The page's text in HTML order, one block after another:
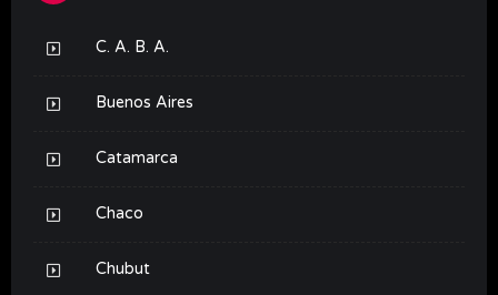
C. A. B. A.
Buenos Aires
Catamarca
Chaco
Chubut